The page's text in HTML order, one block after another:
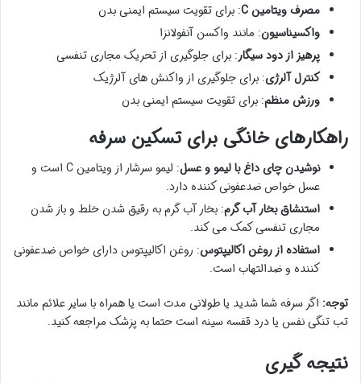
مصرف ویتامین C
: برای تقویت سیستم ایمنی بدن
واکسیناسیون: مانند واکسن آنفولانزا
پرهیز از دود سیگار: برای جلوگیری از تحریک مجاری تنفسی
کنترل آلرژی: برای جلوگیری از واکنش های آلرژیک
ورزش منظم: برای تقویت سیستم ایمنی بدن
راهکارهای خانگی برای تسکین سرفه
نوشیدن چای داغ با لیمو و عسل
: لیمو سرشار از ویتامین C است و
عسل خواص ضدعفونی کننده دارد.
استنشاق بخار آب گرم: بخار آب گرم به رقیق شدن خلط و باز شدن
مجاری تنفسی کمک می کند.
استفاده از روغن اکالیپتوس: روغن اکالیپتوس دارای خواص ضدعفونی
کننده و ضدالتهاب است.
توجه: اگر سرفه شما شدید یا طولانی مدت است یا همراه با سایر علائم مانند
تب تنگی نفس یا درد قفسه سینه است حتما به پزشک مراجعه کنید.
نتیجه گیری